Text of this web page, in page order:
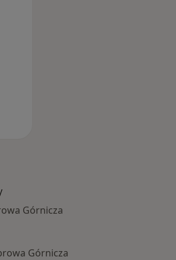
Górnicza
Górnicza